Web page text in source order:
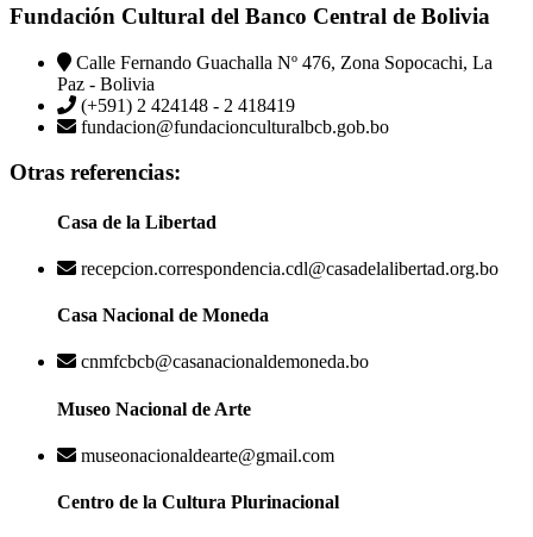
Fundación Cultural del Banco Central de Bolivia
Calle Fernando Guachalla Nº 476, Zona Sopocachi, La
Paz - Bolivia
(+591) 2 424148 - 2 418419
fundacion@fundacionculturalbcb.gob.bo
Otras referencias:
Casa de la Libertad
recepcion.correspondencia.cdl@casadelalibertad.org.bo
Casa Nacional de Moneda
cnmfcbcb@casanacionaldemoneda.bo
Museo Nacional de Arte
museonacionaldearte@gmail.com
Centro de la Cultura Plurinacional